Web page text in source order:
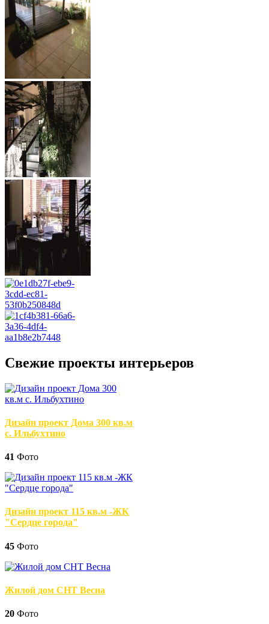
Свежие проекты интерьеров
Дизайн проект Дома 300 кв.м
с. Ильбухтино
41 Фото
Дизайн проект 115 кв.м -ЖК
"Сердце города"
45 Фото
Жилой дом СНТ Весна
20 Фото